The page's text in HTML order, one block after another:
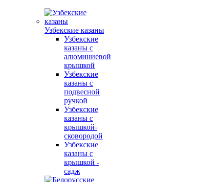
Узбекские казаны
Узбекские
казаны с
алюминиевой
крышкой
Узбекские
казаны с
подвесной
ручкой
Узбекские
казаны с
крышкой-
сковородой
Узбекские
казаны с
крышкой -
садж